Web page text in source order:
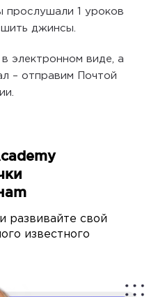
1 уроков
джинсы.
электронном виде, а
– отправим Почтой
развивайте свой
известного